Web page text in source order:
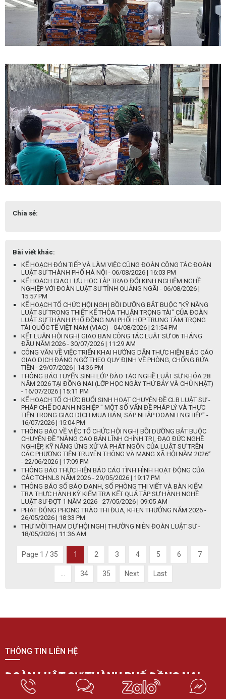
Chia sẻ:
Bài viết khác:
KẾ HOẠCH ĐÓN TIẾP VÀ LÀM VIỆC CÙNG ĐOÀN CÔNG TÁC ĐOÀN
LUẬT SƯ THÀNH PHỐ HÀ NỘI - 06/08/2026 | 16:03 PM
KẾ HOẠCH GIAO LƯU HỌC TẬP TRAO ĐỔI KINH NGHIỆM NGHỀ
NGHIỆP VỚI ĐOÀN LUẬT SƯ TỈNH QUẢNG NGÃI - 06/08/2026 |
15:57 PM
KẾ HOẠCH TỔ CHỨC HỘI NGHỊ BỒI DƯỠNG BẮT BUỘC "KỸ NĂNG
LUẬT SƯ TRONG THIẾT KẾ THỎA THUẬN TRỌNG TÀI" CỦA ĐOÀN
LUẬT SƯ THÀNH PHỐ ĐỒNG NAI PHỐI HỢP TRUNG TÂM TRỌNG
TÀI QUỐC TẾ VIỆT NAM (VIAC) - 04/08/2026 | 21:54 PM
KẾT LUẬN HỘI NGHỊ GIAO BAN CÔNG TÁC LUẬT SƯ 06 THÁNG
ĐẦU NĂM 2026 - 30/07/2026 | 11:29 AM
CÔNG VĂN VỀ VIỆC TRIỂN KHAI HƯỚNG DẪN THỰC HIỆN BÁO CÁO
GIAO DỊCH ĐÁNG NGỜ THEO QUY ĐỊNH VỀ PHÒNG, CHỐNG RỬA
TIỀN - 29/07/2026 | 14:36 PM
THÔNG BÁO TUYỂN SINH LỚP ĐÀO TẠO NGHỀ LUẬT SƯ KHÓA 28
NĂM 2026 TẠI ĐỒNG NAI (LỚP HỌC NGÀY THỨ BẢY VÀ CHỦ NHẬT)
- 16/07/2026 | 15:11 PM
KẾ HOẠCH TỔ CHỨC BUỔI SINH HOẠT CHUYÊN ĐỀ CLB LUẬT SƯ -
PHÁP CHẾ DOANH NGHIỆP " MỘT SỐ VẤN ĐỀ PHÁP LÝ VÀ THỰC
TIỄN TRONG GIAO DỊCH MUA BÁN, SÁP NHẬP DOANH NGHIỆP" -
16/07/2026 | 15:04 PM
THÔNG BÁO VỀ VIỆC TỔ CHỨC HỘI NGHỊ BỒI DƯỠNG BẮT BUỘC
CHUYÊN ĐỀ “NÂNG CAO BẢN LĨNH CHÍNH TRỊ, ĐẠO ĐỨC NGHỀ
NGHIỆP, KỸ NĂNG ỨNG XỬ VÀ PHÁT NGÔN CỦA LUẬT SƯ TRÊN
CÁC PHƯƠNG TIỆN TRUYÊN THÔNG VÀ MẠNG XÃ HỘI NĂM 2026”
- 22/06/2026 | 17:09 PM
THÔNG BÁO THỰC HIỆN BÁO CÁO TÌNH HÌNH HOẠT ĐỘNG CỦA
CÁC TCHNLS NĂM 2026 - 29/05/2026 | 19:17 PM
THÔNG BÁO SỐ BÁO DANH, SỐ PHÒNG THI VIẾT VÀ BÀN KIỂM
TRA THỰC HÀNH KỲ KIỂM TRA KẾT QUẢ TẬP SỰ HÀNH NGHỀ
LUẬT SƯ ĐỢT 1 NĂM 2026 - 27/05/2026 | 09:05 AM
PHÁT ĐỘNG PHONG TRÀO THI ĐUA, KHEN THƯỞNG NĂM 2026 -
26/05/2026 | 18:33 PM
THƯ MỜI THAM DỰ HỘI NGHỊ THƯỜNG NIÊN ĐOÀN LUẬT SƯ -
18/05/2026 | 11:36 AM
Page 1 / 35 1 2 3 4 5 6 7
... 34 35 Next Last
THÔNG TIN LIÊN HỆ
ĐOÀN LUẬT SƯ THÀNH PHỐ ĐỒNG NAI